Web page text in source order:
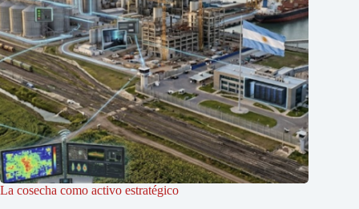
La cosecha como activo estratégico